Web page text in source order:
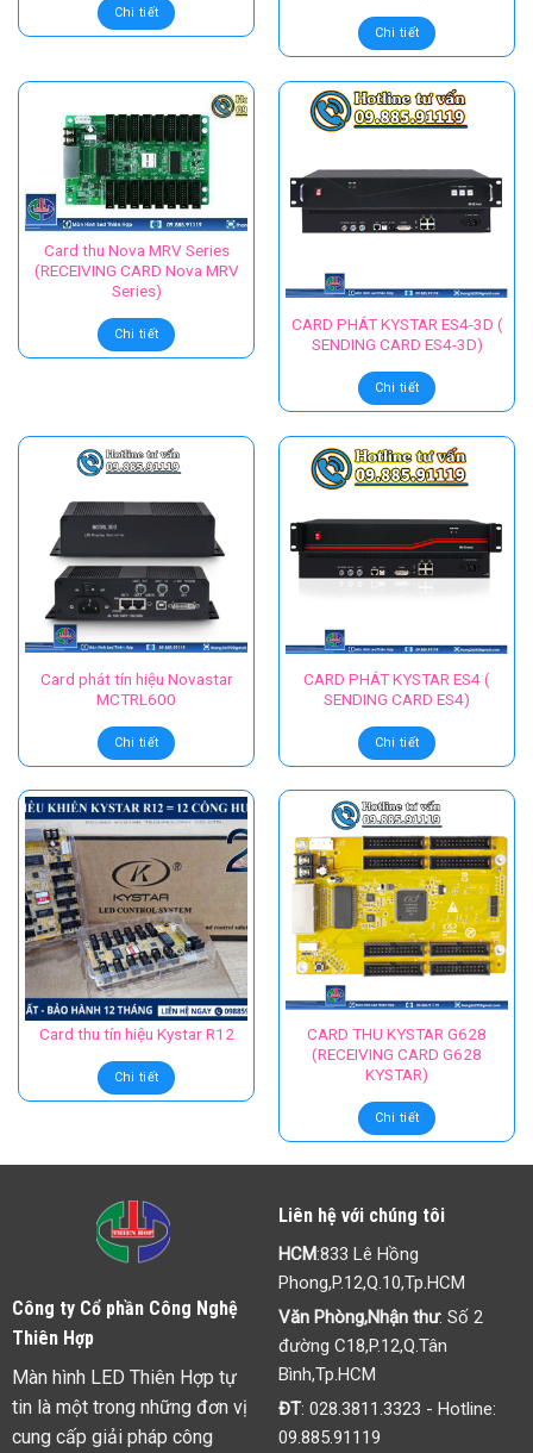
Chi tiết
Chi tiết
Card thu Nova MRV Series
(RECEIVING CARD Nova MRV
Series)
Chi tiết
CARD PHÁT KYSTAR ES4-3D (
SENDING CARD ES4-3D)
Chi tiết
Card phát tín hiệu Novastar
MCTRL600
Chi tiết
CARD PHÁT KYSTAR ES4 (
SENDING CARD ES4)
Chi tiết
Card thu tín hiệu Kystar R12
Chi tiết
CARD THU KYSTAR G628
(RECEIVING CARD G628
KYSTAR)
Chi tiết
Công ty Cổ phần Công Nghệ
Thiên Hợp
Màn hình LED Thiên Hợp tự
tin là một trong những đơn vị
cung cấp giải pháp công
Liên hệ với chúng tôi
HCM:833 Lê Hồng
Phong,P.12,Q.10,Tp.HCM
Văn Phòng,Nhận thư: Số 2
đường C18,P.12,Q.Tân
Bình,Tp.HCM
ĐT: 028.3811.3323 - Hotline:
09.885.91119